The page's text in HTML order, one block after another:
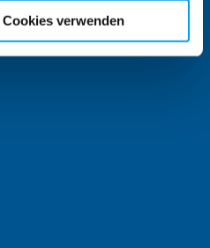
Bereitstellung der von Ihnen
Website-
setzen wir aufgrund
unabhängig von einer
verwenden
und
und Fremdwahrnehmung,